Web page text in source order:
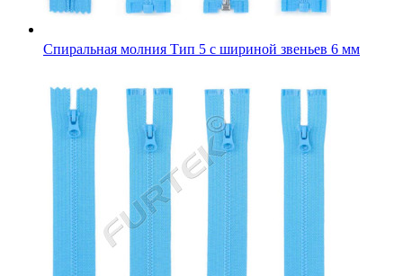
Спиральная молния Тип 5 с шириной звеньев 6 мм